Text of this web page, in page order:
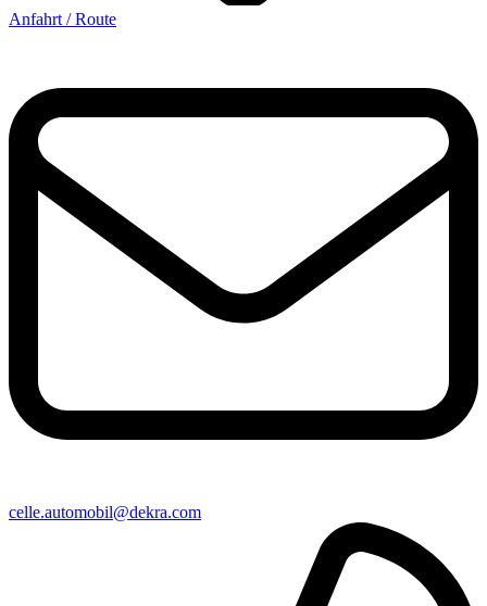
Anfahrt / Route
celle​.automobil@​dekra.com